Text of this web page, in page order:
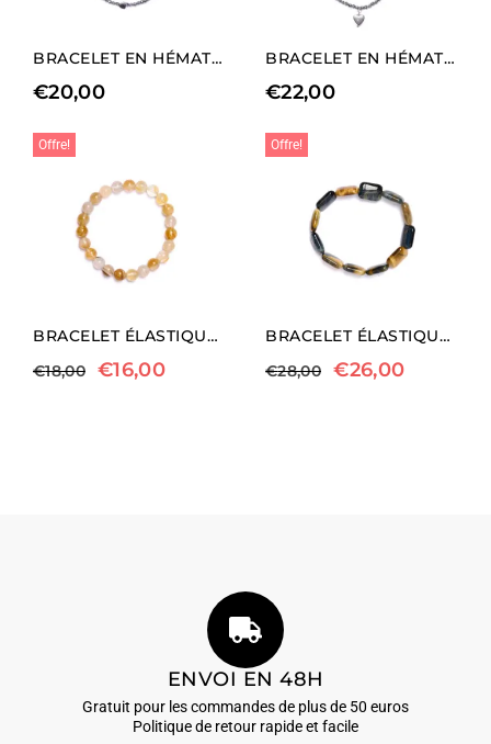
BRACELET EN HÉMATITE RHODIÉE AVEC ÉLÉMENTS EN FORME DE CŒUR.
€20,00
BRACELET EN HÉMATITE RHODIÉE AVEC CHARM EN FORME DE CŒUR
€22,00
Offre!
BRACELET ÉLASTIQUE EN QUARTZ HÉMATOÏDE JAUNE
€18,00 €16,00
Offre!
BRACELET ÉLASTIQUE EN HAWKEYE
€28,00 €26,00
ENVOI EN 48H
Gratuit pour les commandes de plus de 50 euros
Politique de retour rapide et facile